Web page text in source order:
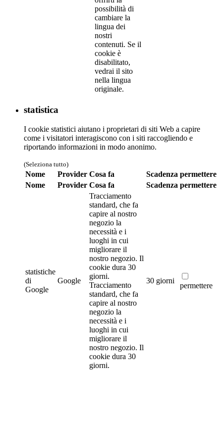
possibilità di
cambiare la
lingua dei
nostri
contenuti. Se il
cookie è
disabilitato,
vedrai il sito
nella lingua
originale.
statistica
I cookie statistici aiutano i proprietari di siti Web a capire
come i visitatori interagiscono con i siti raccogliendo e
riportando informazioni in modo anonimo.
(Seleziona tutto)
Nome Provider Cosa fa Scadenza permettere
Nome
Provider Cosa fa Scadenza permettere
statistiche
di
Google
Google
Tracciamento
standard, che fa
capire al nostro
negozio la
necessità e i
luoghi in cui
migliorare il
nostro negozio. Il
cookie dura 30
giorni.
Tracciamento
standard, che fa
capire al nostro
negozio la
necessità e i
luoghi in cui
migliorare il
nostro negozio. Il
cookie dura 30
giorni.
30 giorni
permettere